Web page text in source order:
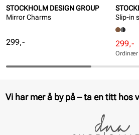
STOCKHOLM DESIGN GROUP
Mirror Charms
Pris
299,-
Slip-in
pris
Pris
299,-
Ordinær
pris
Pris
Ordinær
Vi har mer å by på – ta en titt hos